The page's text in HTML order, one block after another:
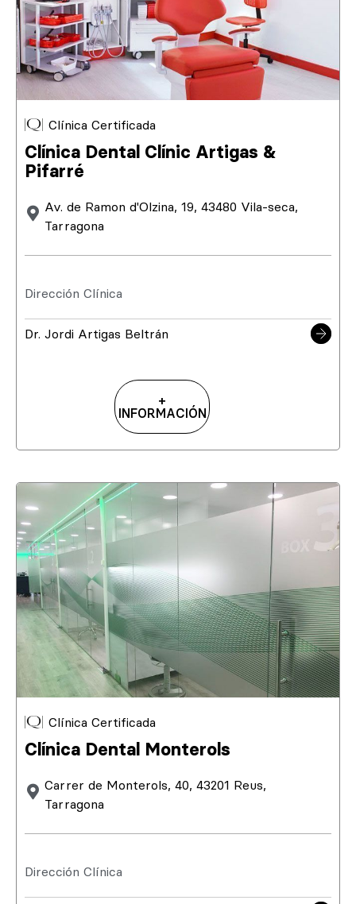
Clínica Certificada
Clínica Dental Clínic Artigas &
Pifarré
Av. de Ramon d'Olzina, 19, 43480 Vila-seca,
Tarragona
Dirección Clínica
Dr. Jordi Artigas Beltrán
+
INFORMACIÓN
Clínica Certificada
Clínica Dental Monterols
Carrer de Monterols, 40, 43201 Reus,
Tarragona
Dirección Clínica